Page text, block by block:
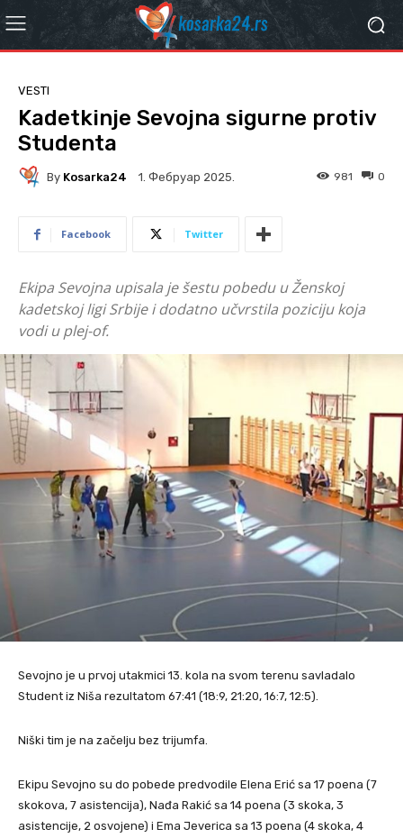
VESTI
Kadetkinje Sevojna sigurne protiv
Studenta
By Kosarka24 1. Фебруар 2025. 0
981
Facebook Twitter
Ekipa Sevojna upisala je šestu pobedu u Ženskoj
kadetskoj ligi Srbije i dodatno učvrstila poziciju koja
vodi u plej-of.
Sevojno je u prvoj utakmici 13. kola na svom terenu savladalo
Student iz Niša rezultatom 67:41 (18:9, 21:20, 16:7, 12:5).
Niški tim je na začelju bez trijumfa.
Ekipu Sevojno su do pobede predvodile Elena Erić sa 17 poena (7
skokova, 7 asistencija), Nađa Rakić sa 14 poena (3 skoka, 3
asistencije, 2 osvojene) i Ema Jeverica sa 13 poena (4 skoka, 4